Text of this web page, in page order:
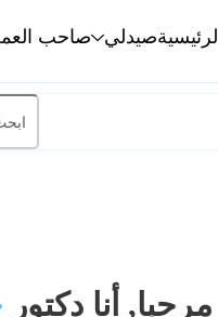
الرئيسيةصيدلي صاحب
مرحبا, أنا دكتور